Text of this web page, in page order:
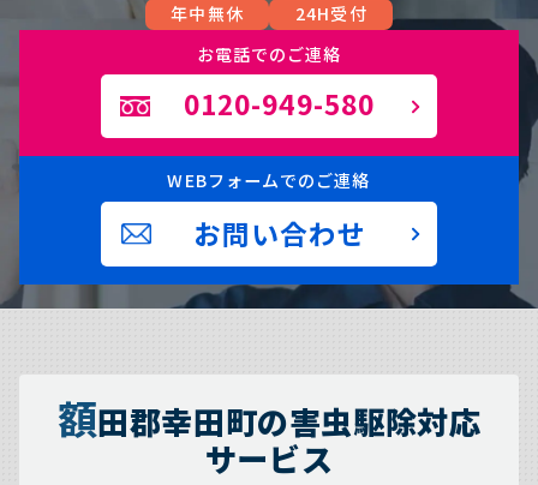
年中無休
24H受付
お電話でのご連絡
0120-949-580
WEBフォームでのご連絡
お問い合わせ
額田郡幸田町の害虫駆除対応
サービス